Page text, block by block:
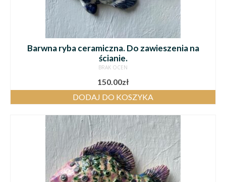
Barwna ryba ceramiczna. Do zawieszenia na
ścianie.
BRAK OCEN
150.00zł
DODAJ DO KOSZYKA